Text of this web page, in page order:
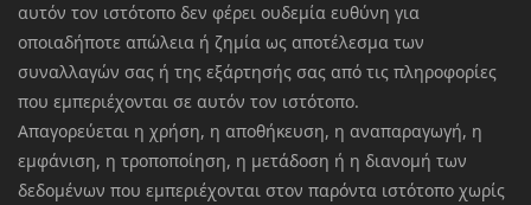
αυτόν τον ιστότοπο δεν φέρει ουδεμία ευθύνη για
οποιαδήποτε απώλεια ή ζημία ως αποτέλεσμα των
συναλλαγών σας ή της εξάρτησής σας από τις πληροφορίες
που εμπεριέχονται σε αυτόν τον ιστότοπο.
Απαγορεύεται η χρήση, η αποθήκευση, η αναπαραγωγή, η
εμφάνιση, η τροποποίηση, η μετάδοση ή η διανομή των
δεδομένων που εμπεριέχονται στον παρόντα ιστότοπο χωρίς